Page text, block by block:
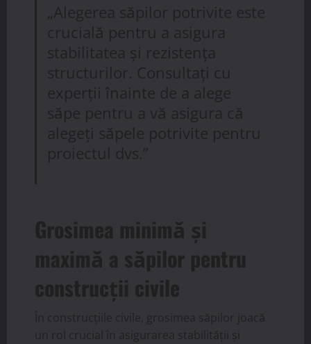
„Alegerea săpilor potrivite este
crucială pentru a asigura
stabilitatea și rezistența
structurilor. Consultați cu
experții înainte de a alege
săpe pentru a vă asigura că
alegeți săpele potrivite pentru
proiectul dvs.”
Grosimea minimă și
maximă a săpilor pentru
construcții civile
În construcțiile civile, grosimea săpilor joacă
un rol crucial în asigurarea stabilității și